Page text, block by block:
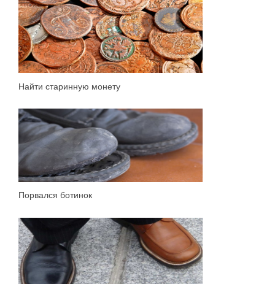
Найти старинную монету
Порвался ботинок